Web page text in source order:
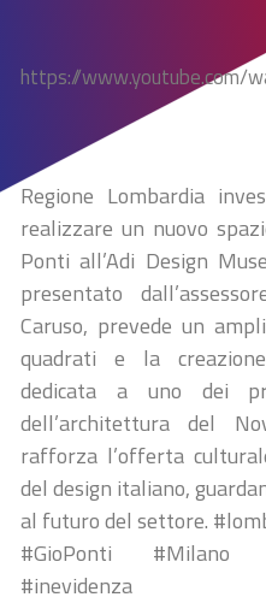
https://www.youtube.com/
Regione Lombardia
realizzare un nuovo
Ponti all’Adi Design
presentato
Caruso, prevede un
quadrati e la
dedicata a uno dei
dell’architettura del
rafforza l’offerta
del design italiano,
al futuro del settore.
#GioPonti #Milano
#inevidenza